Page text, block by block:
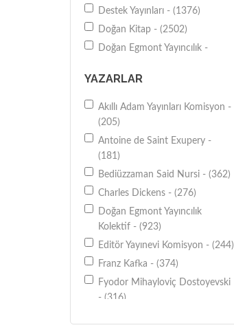
Eğitime Yardımcı - (2480)
Eğlence-Beceri Geliştirme -
(2393)
Okul Öncesi - (2280)
İslam - (2139)
Çocuk Eğitimi - (2060)
Dil Eğitimi - (1915)
Popüler Bilim - (1851)
Çizgi Roman - (1615)
Tasavvuf - (1609)
Destek Yayınları - (1376)
Doğan Kitap - (2502)
Doğan Egmont Yayıncılık -
Epsilon Yayıncılık - (2044)
Everest Yayınları - (1995)
İletişim Yayınları - (2706)
İnkılap Kitabevi - (2140)
İş Bankası Kültür Yayınları -
(4410)
İthaki Yayınları - (1488)
Martı Yayıncılık - (1936)
Nesil Yayınları - (1800)
Nobel Yayın Dağıtım - (3017)
Ötüken Neşriyat - (1409)
Pegasus Yayınları - (2174)
Pegem Akademi Yayıncılık -
YAZARLAR
Akıllı Adam Yayınları Komisyon -
(205)
Antoine de Saint Exupery -
(181)
Bediüzzaman Said Nursi - (362)
Charles Dickens - (276)
Doğan Egmont Yayıncılık
Kolektif - (923)
Editör Yayınevi Komisyon - (244)
Franz Kafka - (374)
Fyodor Mihayloviç Dostoyevski
- (316)